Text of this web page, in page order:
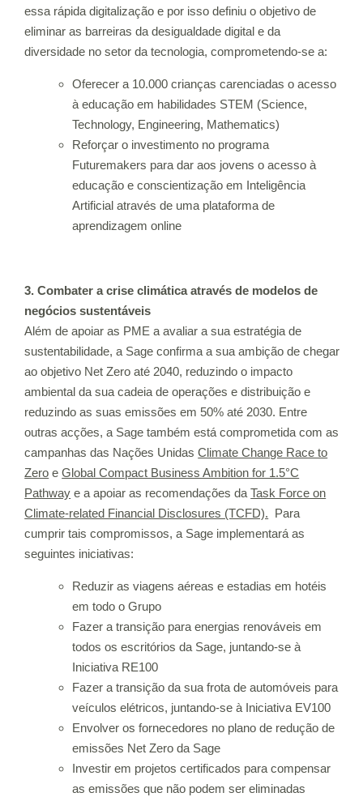
essa rápida digitalização e por isso definiu o objetivo de
eliminar as barreiras da desigualdade digital e da
diversidade no setor da tecnologia, comprometendo-se a:
Oferecer a 10.000 crianças carenciadas o acesso
à educação em habilidades STEM (Science,
Technology, Engineering, Mathematics)
Reforçar o investimento no programa
Futuremakers para dar aos jovens o acesso à
educação e conscientização em Inteligência
Artificial através de uma plataforma de
aprendizagem online
3. Combater a crise climática através de modelos de
negócios sustentáveis
Além de apoiar as PME a avaliar a sua estratégia de
sustentabilidade, a Sage confirma a sua ambição de chegar
ao objetivo Net Zero até 2040, reduzindo o impacto
ambiental da sua cadeia de operações e distribuição e
reduzindo as suas emissões em 50% até 2030. Entre
outras acções, a Sage também está comprometida com as
campanhas das Nações UnidasClimate Change Race to
Zero eGlobal Compact Business Ambition for 1.5°C
Pathway e a apoiar as recomendações daTask Force on
Climate-related Financial Disclosures (TCFD). Para
cumprir tais compromissos, a Sage implementará as
seguintes iniciativas:
Reduzir as viagens aéreas e estadias em hotéis
em todo o Grupo
Fazer a transição para energias renováveis em
todos os escritórios da Sage, juntando-se à
Iniciativa RE100
Fazer a transição da sua frota de automóveis para
veículos elétricos, juntando-se à Iniciativa EV100
Envolver os fornecedores no plano de redução de
emissões Net Zero da Sage
Investir em projetos certificados para compensar
as emissões que não podem ser eliminadas